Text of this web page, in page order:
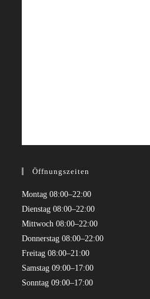
Öffnungszeiten
Montag 08:00–22:00
Dienstag 08:00–22:00
Mittwoch 08:00–22:00
Donnerstag 08:00–22:00
Freitag 08:00–21:00
Samstag 09:00–17:00
Sonntag 09:00–17:00